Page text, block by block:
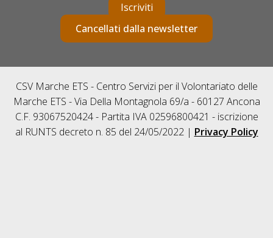
Iscriviti
Cancellati dalla newsletter
CSV Marche ETS - Centro Servizi per il Volontariato delle
Marche ETS - Via Della Montagnola 69/a - 60127 Ancona
C.F. 93067520424 - Partita IVA 02596800421 - iscrizione
al RUNTS decreto n. 85 del 24/05/2022 | Privacy Policy